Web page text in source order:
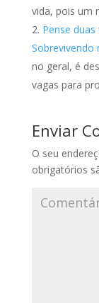
vida, pois um
Pense
Sobrevivendo
no geral, é
vagas para
Enviar
O seu
obrigatórios